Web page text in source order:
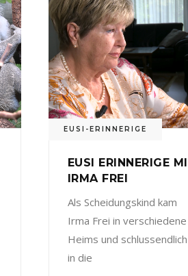
EUSI-ERINNERIGE
EUSI ERINNERIGE
IRMA FREI
Als Scheidungskind kam
Irma Frei in verschiedene
Heims und schlussendlich
in die